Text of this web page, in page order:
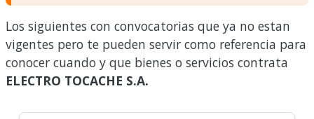
Los siguientes con convocatorias que ya no estan
vigentes pero te pueden servir como referencia para
conocer cuando y que bienes o servicios contrata
ELECTRO TOCACHE S.A.